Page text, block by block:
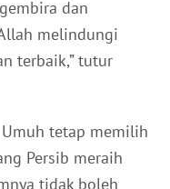
dan
melindungi
terbaik,” tutur
tetap memilih
Persib meraih
tidak boleh